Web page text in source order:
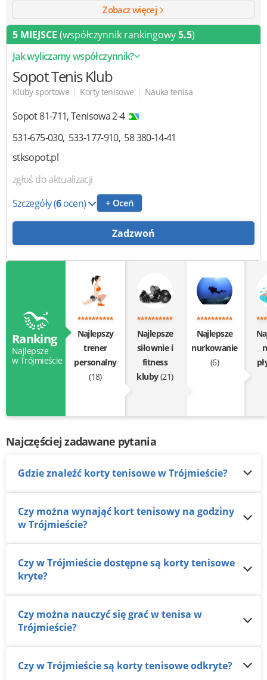
Zobacz więcej
5 MIEJSCE (współczynnik rankingowy5.5)
Jak wyliczamy współczynnik?
Sopot Tenis Klub
Kluby sportowe | Korty tenisowe | Nauka tenisa
Sopot81-711,Tenisowa 2-4
531-675-030 533-177-910 58 380-14-41
stksopot.pl
zgłoś do aktualizacji
Szczegóły(6ocen) + Oceń
Zadzwoń
Ranking
Najlepsze
w Trójmieście
Najlepszy
trener
personalny
(18)
Najlepsze
siłownie i
fitness
kluby(21)
Najlepsze
nurkowanie
(6)
Najczęściej zadawane pytania
Gdzie znaleźć korty tenisowe w Trójmieście?
Czy można wynająć kort tenisowy na godziny
w Trójmieście?
Czy w Trójmieście dostępne są korty tenisowe
kryte?
Czy można nauczyć się grać w tenisa w
Trójmieście?
Czy w Trójmieście są korty tenisowe odkryte?